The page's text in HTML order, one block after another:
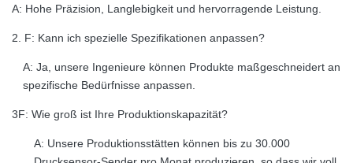
A: Hohe Präzision, Langlebigkeit und hervorragende Leistung.
2. F: Kann ich spezielle Spezifikationen anpassen?
A: Ja, unsere Ingenieure können Produkte maßgeschneidert an
spezifische Bedürfnisse anpassen.
3F: Wie groß ist Ihre Produktionskapazität?
A: Unsere Produktionsstätten können bis zu 30.000